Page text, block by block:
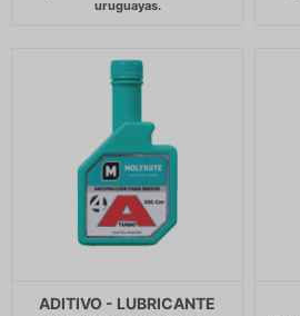
ADITIVO - LUBRICANTE